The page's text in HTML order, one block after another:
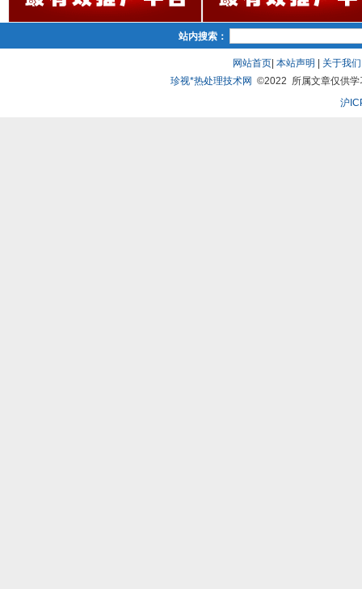
站内搜索：
网站首页| 本站声明 关于我们
珍视*热处理技术网 ©2022 所属文章仅供学
沪